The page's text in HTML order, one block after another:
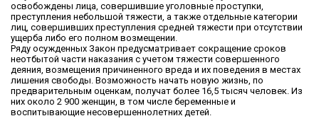
освобождены лица, совершившие уголовные проступки,
преступления небольшой тяжести, а также отдельные категории
лиц, совершивших преступления средней тяжести при отсутствии
ущерба либо его полном возмещении.
Ряду осужденных Закон предусматривает сокращение сроков
неотбытой части наказания с учетом тяжести совершенного
деяния, возмещения причиненного вреда и их поведения в местах
лишения свободы. Возможность начать новую жизнь, по
предварительным оценкам, получат более 16,5 тысяч человек. Из
них около 2 900 женщин, в том числе беременные и
воспитывающие несовершеннолетних детей.